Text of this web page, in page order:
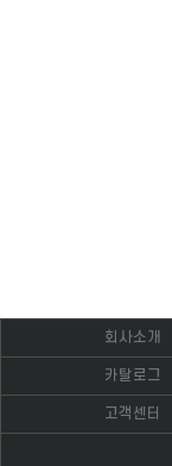
회사소개
카탈로그
고객센터